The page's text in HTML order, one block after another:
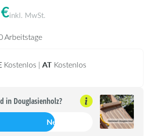
inkl. MwSt.
Arbeitstage
Kostenlos | AT Kostenlos
in Douglasienholz?
Nein